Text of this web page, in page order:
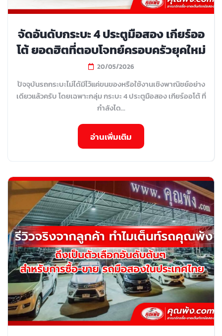
จัดอันดับกระบะ 4 ประตูมือสอง เกียร์ออ
โต้ ยอดฮิตที่ตอบโจทย์ครอบครัวยุคใหม่
20/05/2026
ปัจจุบันรถกระบะไม่ได้มีไว้แค่ขนของหรือใช้งานเชิงพาณิชย์อย่าง
เดียวแล้วครับ โดยเฉพาะกลุ่ม กระบะ 4 ประตูมือสอง เกียร์ออโต้ ที่
กำลังได...
อ่านเพิ่มเติม